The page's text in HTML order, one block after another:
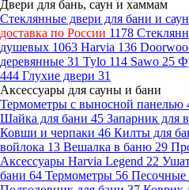
Двери для бань, саун и хаммам
Стеклянные двери для бани и
доставка по России 1178
душевых 1063 Harvia 136
деревянные 31 Tylo 114 Sawo 25
444 Глухие двери 31
Аксессуары для сауны и бани
Термометры с выносной панелью
Шайка для бани 45 Запарник для
Ковши и черпаки 46 Килты для
войлока 13 Вешалка в баню 29
Аксессуары Harvia Legend 22
бани 64 Термометры 56 Песочные